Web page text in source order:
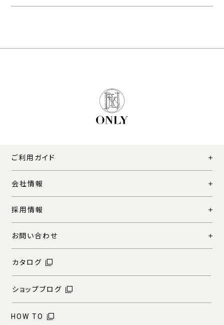
ご利用ガイド
会社情報
採用情報
お問い合わせ
カタログ
ショップブログ
HOW TO